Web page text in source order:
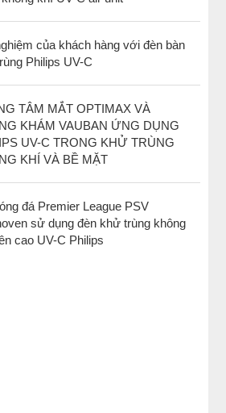
của khách hàng với đèn bàn
Philips UV-C
TÂM MẮT OPTIMAX VÀ
KHÁM VAUBAN ỨNG DỤNG
UV-C TRONG KHỬ TRÙNG
KHÍ VÀ BỀ MẶT
đá Premier League PSV
sử dụng đèn khử trùng không
cao UV-C Philips